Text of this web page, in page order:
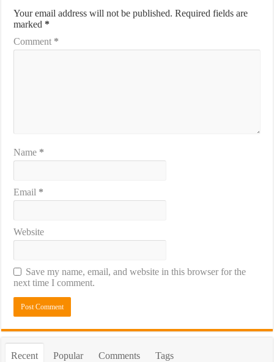
Your email address will not be published. Required fields are
marked *
Comment *
Name *
Email *
Website
Save my name, email, and website in this browser for the
next time I comment.
Recent Popular Comments Tags